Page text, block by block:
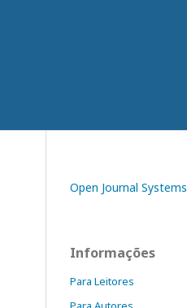
Open Journal Systems
Informações
Para Leitores